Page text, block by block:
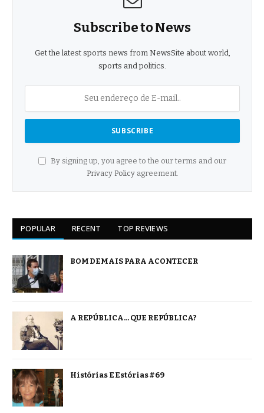
Subscribe to News
Get the latest sports news from NewsSite about world,
sports and politics.
By signing up, you agree to the our terms and our
Privacy Policyagreement.
POPULAR RECENT TOP REVIEWS
BOM DEMAIS PARA ACONTECER
A REPÚBLICA… QUE REPÚBLICA?
Histórias E Estórias #69